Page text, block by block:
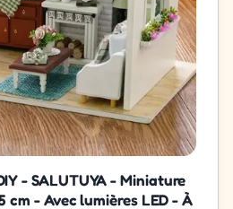
- SALUTUYA - Miniature
cm - Avec lumières LED - À